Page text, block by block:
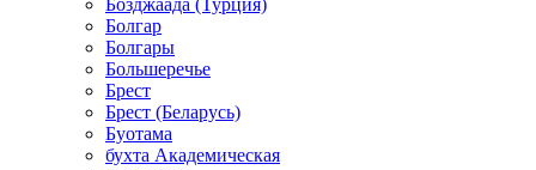
Бозджаада (Турция)
Болгар
Болгары
Большеречье
Брест
Брест (Беларусь)
Буотама
бухта Академическая